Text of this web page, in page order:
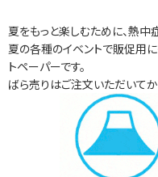
夏をもっと楽しむために、熱中
夏の各種のイベントで販促用
トペーパーです。
ばら売りはご注文いただいて